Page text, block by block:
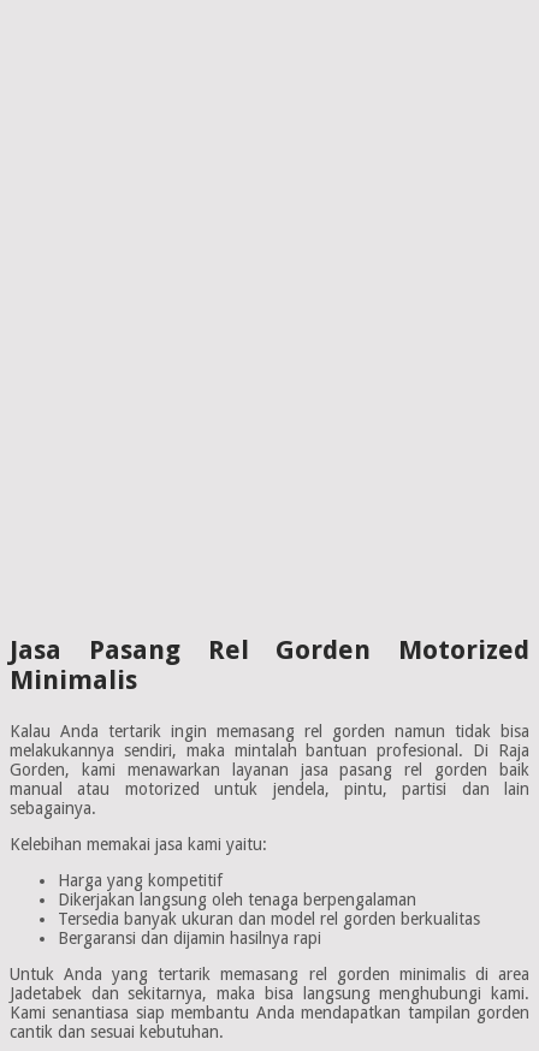
Jasa Pasang Rel Gorden Motorized
Minimalis
Kalau Anda tertarik ingin memasang rel gorden namun tidak bisa
melakukannya sendiri, maka mintalah bantuan profesional. Di Raja
Gorden, kami menawarkan layanan jasa pasang rel gorden baik
manual atau motorized untuk jendela, pintu, partisi dan lain
sebagainya.
Kelebihan memakai jasa kami yaitu:
Harga yang kompetitif
Dikerjakan langsung oleh tenaga berpengalaman
Tersedia banyak ukuran dan model rel gorden berkualitas
Bergaransi dan dijamin hasilnya rapi
Untuk Anda yang tertarik memasang rel gorden minimalis di area
Jadetabek dan sekitarnya, maka bisa langsung menghubungi kami.
Kami senantiasa siap membantu Anda mendapatkan tampilan gorden
cantik dan sesuai kebutuhan.